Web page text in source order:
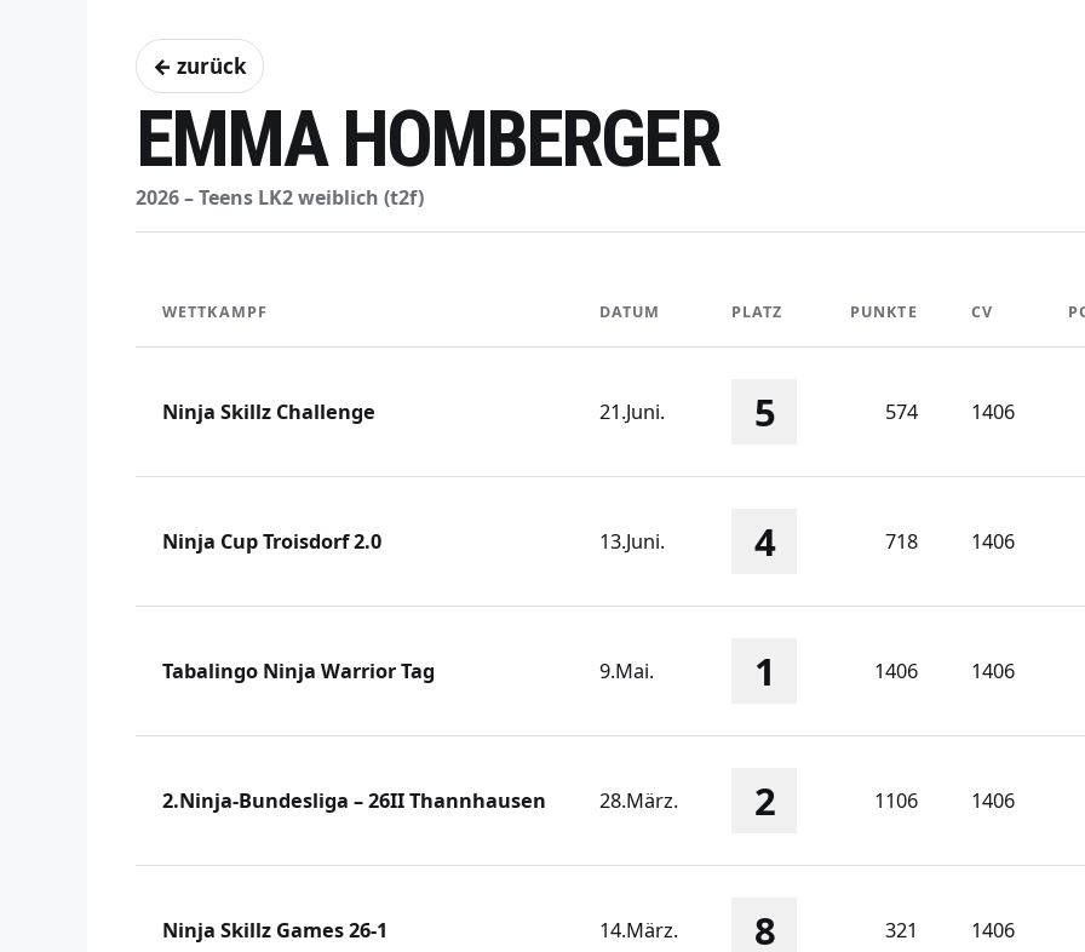
← zurück
EMMA HOMBERGER
2026 – Teens LK2 weiblich (t2f)
WETTKAMPF DATUM PLATZ PUNKTE CV
Ninja Skillz Challenge 21.Juni. 5 574 1406
Ninja Cup Troisdorf 2.0 13.Juni. 4 718 1406
Tabalingo Ninja Warrior Tag 9.Mai. 1 1406 1406
2.Ninja-Bundesliga – 26II Thannhausen 28.März. 2 1106 1406
Ninja Skillz Games 26-1 14.März. 8 321 1406